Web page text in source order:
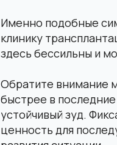
Именно подобные
клинику
здесь бессильны и
Обратите внимание
быстрее в
устойчивый зуд.
ценность для